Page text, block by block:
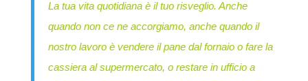
La tua vita quotidiana è il tuo risveglio. Anche
quando non ce ne accorgiamo, anche quando il
nostro lavoro è vendere il pane dal fornaio o fare la
cassiera al supermercato, o restare in ufficio a